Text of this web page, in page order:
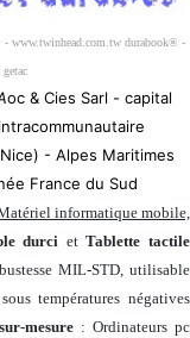
www.twinhead.com.tw durabook® -
oc & Cies Sarl - capital
- Alpes Maritimes
France du Sud
informatique mobile,
durci etTablette tactile
MIL-STD, utilisable
températures négatives
mesure : Ordinateurs pc